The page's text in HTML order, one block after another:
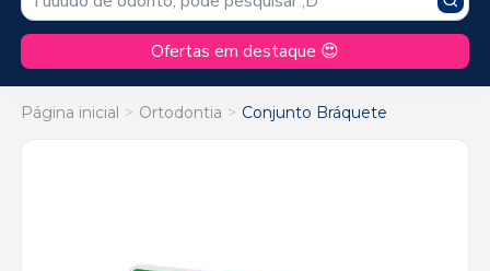
Ofertas em destaque 😍
Página inicial Ortodontia Conjunto Bráquete